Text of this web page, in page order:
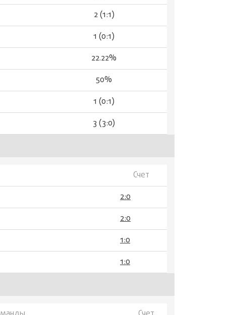
2 (1:1)
1 (0:1)
22.22%
50%
1 (0:1)
3 (3:0)
Счет
2:0
2:0
1:0
1:0